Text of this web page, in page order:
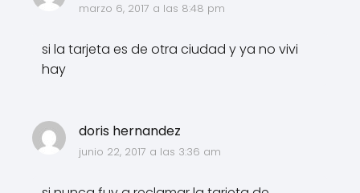
marzo 6, 2017 a las 8:48 pm
si la tarjeta es de otra ciudad y ya no vivi
hay
doris hernandez
junio 22, 2017 a las 3:36 am